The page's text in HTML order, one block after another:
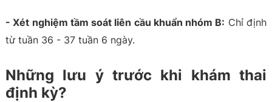
- Xét nghiệm tầm soát liên cầu khuẩn nhóm B: Chỉ định
từ tuần 36 - 37 tuần 6 ngày.
Những lưu ý trước khi khám thai
định kỳ?